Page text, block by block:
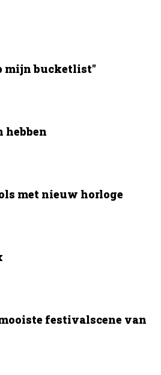
mijn bucketlist"
hebben
met nieuw horloge
festivalscene van